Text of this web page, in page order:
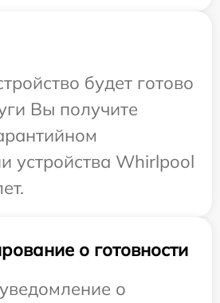
будет готово
Вы получите
устройства Whirlpool
о готовности
о